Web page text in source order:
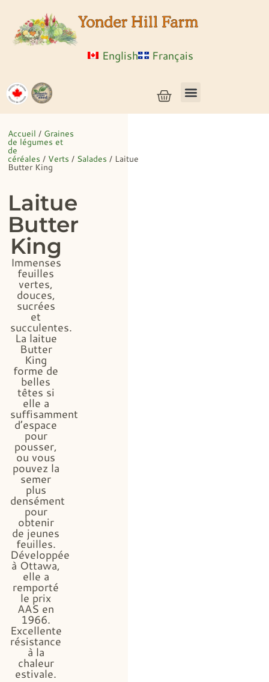
English Français
Accueil / Graines
de légumes et
de
céréales / Verts / Salades / Laitue
Butter King
Laitue
Butter
King
Immenses
feuilles
vertes,
douces,
sucrées
et
succulentes.
La laitue
Butter
King
forme de
belles
têtes si
elle a
suffisamment
d’espace
pour
pousser,
ou vous
pouvez la
semer
plus
densément
pour
obtenir
de jeunes
feuilles.
Développée
à Ottawa,
elle a
remporté
le prix
AAS en
1966.
Excellente
résistance
à la
chaleur
estivale.